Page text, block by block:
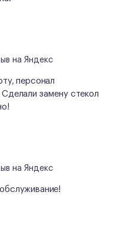
на Яндекс
персонал
замену стекол
на Яндекс